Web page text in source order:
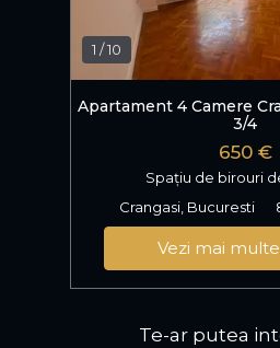
1 /10
Apartament 4 Camere
3/4
650 €
Spațiu de birouri
Crangasi, Bucuresti
Vezi mai
Te-ar putea